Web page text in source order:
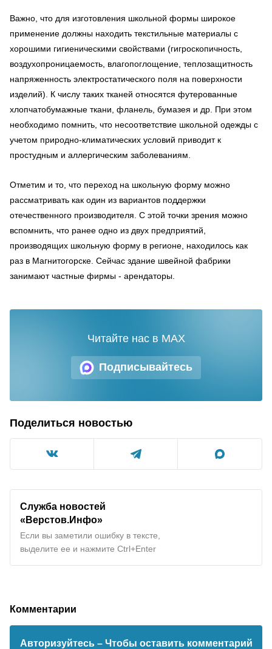
Важно, что для изготовления школьной формы широкое
применение должны находить текстильные материалы с
хорошими гигиеническими свойствами (гигроскопичность,
воздухопроницаемость, влагопоглощение, теплозащитность
напряженность электростатического поля на поверхности
изделий). К числу таких тканей относятся футерованные
хлопчатобумажные ткани, фланель, бумазея и др. При этом
необходимо помнить, что несоответствие школьной одежды с
учетом природно-климатических условий приводит к
простудным и аллергическим заболеваниям.
Отметим и то, что переход на школьную форму можно
рассматривать как один из вариантов поддержки
отечественного производителя. С этой точки зрения можно
вспомнить, что ранее одно из двух предприятий,
производящих школьную форму в регионе, находилось как
раз в Магнитогорске. Сейчас здание швейной фабрики
занимают частные фирмы - арендаторы.
Подписывайтесь
Читайте нас в MAX
Поделиться новостью
Служба новостей
«Верстов.Инфо»
Если вы заметили ошибку в тексте,
выделите ее и нажмите Ctrl+Enter
Комментарии
Авторизуйтесь – Чтобы оставить комментарий